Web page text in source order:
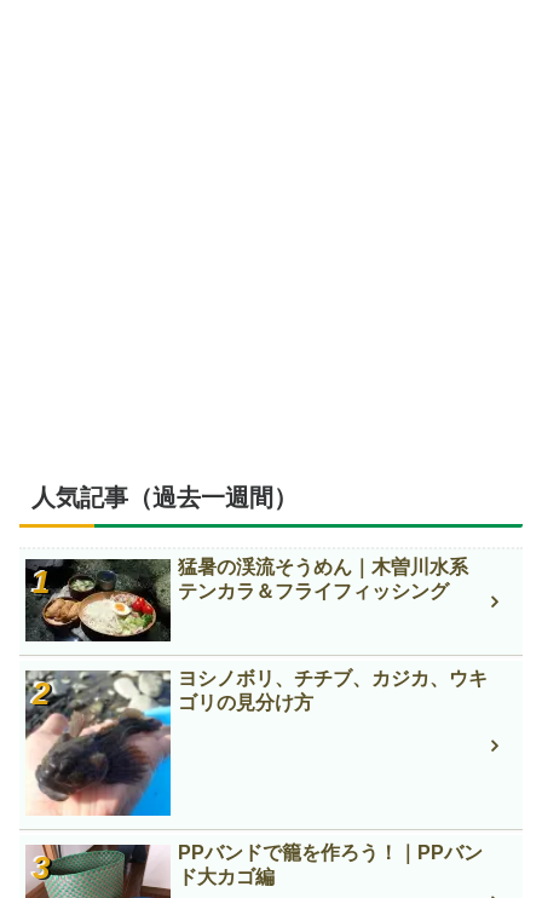
人気記事（過去一週間）
猛暑の渓流そうめん｜木曽川水系
テンカラ＆フライフィッシング
ヨシノボリ、チチブ、カジカ、ウキ
ゴリの見分け方
PPバンドで籠を作ろう！｜PPバン
ド大カゴ編